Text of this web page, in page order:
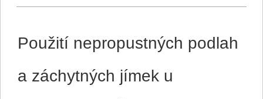
Použití nepropustných podlah
a záchytných jímek u